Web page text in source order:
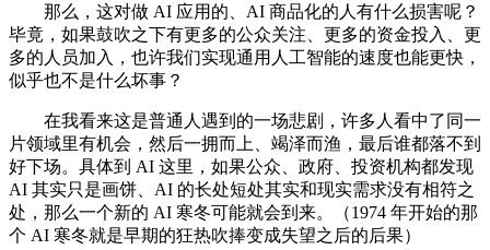
那么，这对做 AI 应用的、AI 商品化的人有什么损害呢？
毕竟，如果鼓吹之下有更多的公众关注、更多的资金投入、更
多的人员加入，也许我们实现通用人工智能的速度也能更快，
似乎也不是什么坏事？
在我看来这是普通人遇到的一场悲剧，许多人看中了同一
片领域里有机会，然后一拥而上、竭泽而渔，最后谁都落不到
好下场。具体到 AI 这里，如果公众、政府、投资机构都发现
AI 其实只是画饼、AI 的长处短处其实和现实需求没有相符之
处，那么一个新的 AI 寒冬可能就会到来。（1974 年开始的那
个 AI 寒冬就是早期的狂热吹捧变成失望之后的后果）